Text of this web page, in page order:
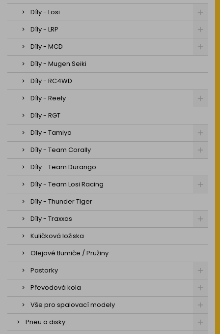
Díly - Losi
Díly - LRP
Díly - MCD
Díly - Mugen Seiki
Díly - RC4WD
Díly - Reely
Díly - RGT
Díly - Tamiya
Díly - Team Corally
Díly - Team Durango
Díly - Team Losi Racing
Díly - Thunder Tiger
Díly - Traxxas
Kuličková ložiska
Olejové tlumiče / Pružiny
Pastorky
Převodová kola
Vše pro spalovací modely
Pneu a disky